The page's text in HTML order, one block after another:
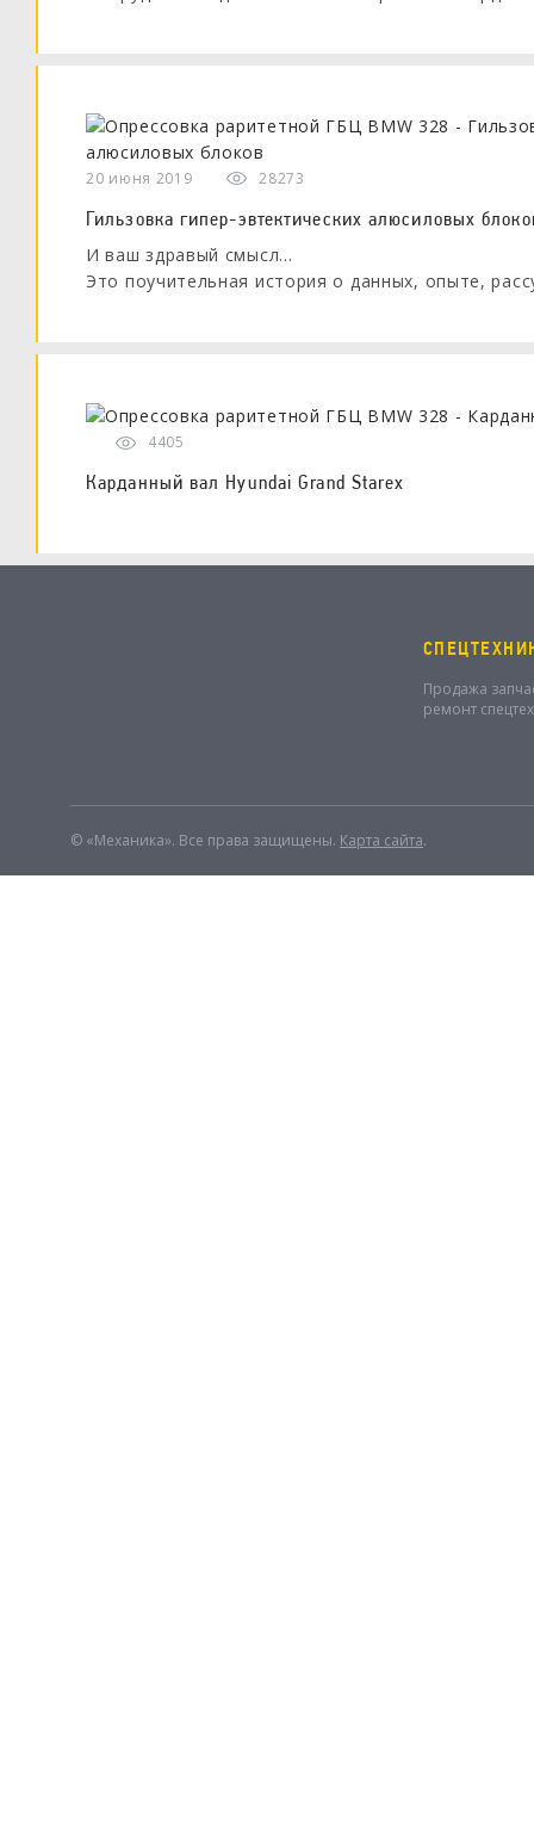
20 июня 2019 28273
Гильзовка гипер-эвтектических алюсиловых
И ваш здравый смысл...
Это поучительная история о данных, опыте,
4405
Карданный вал Hyundai Grand Starex
Продажа
ремонт
© «Механика». Все права защищены. Карта сайта.